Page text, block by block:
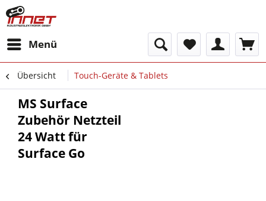
Menü
Übersicht Touch-Geräte & Tablets
MS Surface
Zubehör Netzteil
24 Watt für
Surface Go